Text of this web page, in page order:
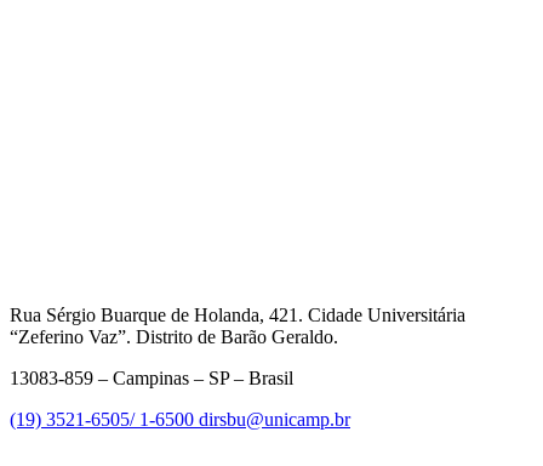
Rua Sérgio Buarque de Holanda, 421. Cidade Universitária
“Zeferino Vaz”. Distrito de Barão Geraldo.
13083-859 – Campinas – SP – Brasil
(19) 3521-6505/ 1-6500 dirsbu@unicamp.br